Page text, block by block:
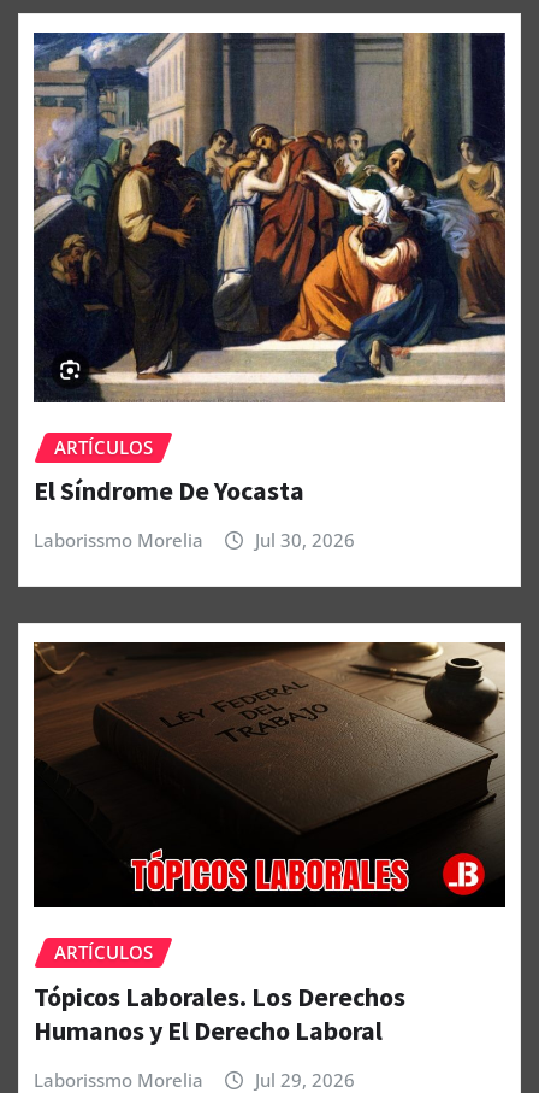
ARTÍCULOS
El Síndrome De Yocasta
Laborissmo Morelia Jul 30, 2026
ARTÍCULOS
Tópicos Laborales. Los Derechos
Humanos y El Derecho Laboral
Laborissmo Morelia Jul 29, 2026